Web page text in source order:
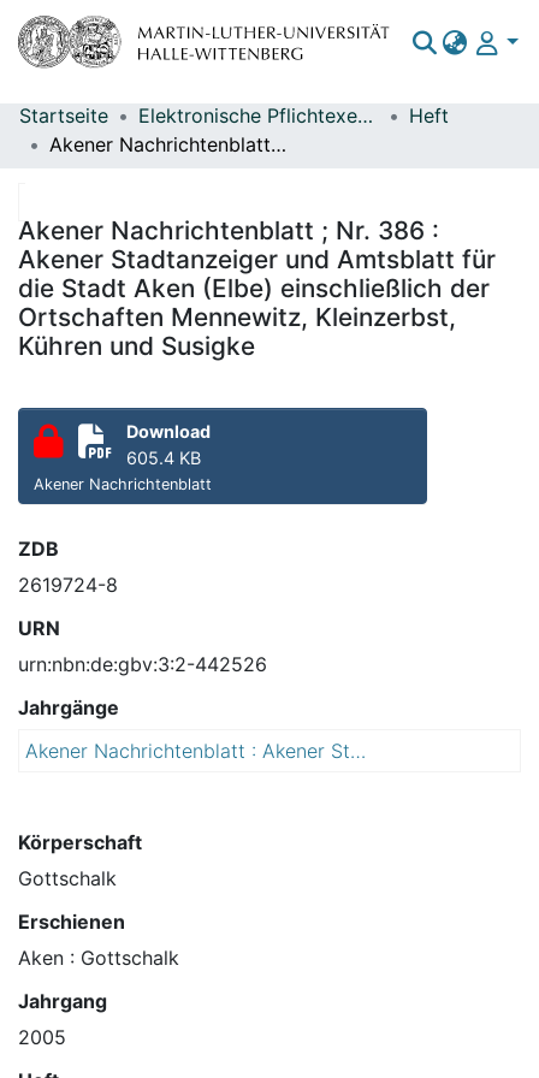
Bereiche & Sammlungen
Statistiken
Startseite Elektronische Pflichtexemplare
Heft
Akener Nachrichtenblatt ; Nr. 386 : Akener Stadtanzeiger und Amtsblatt für die Stadt Aken (Elbe) einschließlich der Ortschaften Mennewitz, Kleinzerbst, Kühren und Susigke
Akener Nachrichtenblatt ; Nr. 386 :
Akener Stadtanzeiger und Amtsblatt für
die Stadt Aken (Elbe) einschließlich der
Ortschaften Mennewitz, Kleinzerbst,
Kühren und Susigke
Download
605.4 KB
Akener Nachrichtenblatt
ZDB
2619724-8
URN
urn:nbn:de:gbv:3:2-442526
Jahrgänge
Akener Nachrichtenblatt : Akener Stadtanzeiger und Amtsblatt für die Stadt Aken (Elbe) einschließlich der Ortschaften Mennewitz, Kleinzerbst, Kühren und Susigke
Körperschaft
Gottschalk
Erschienen
Aken : Gottschalk
Jahrgang
2005